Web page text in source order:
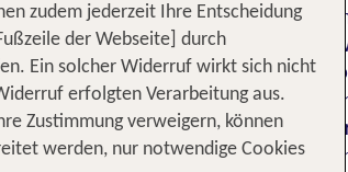
über dir ragen Felswände
Beim Canyoning überwindest
der Natur mit jeder Faser deines
Höhlen und natürliche Becken, die
sportliche
wunderbar mit einem Aktivurlaub
zudem jederzeit Ihre Entscheidung
der Webseite] durch
Ein solcher Widerruf wirkt sich nicht
erfolgten Verarbeitung aus.
Zustimmung verweigern, können
werden, nur notwendige Cookies